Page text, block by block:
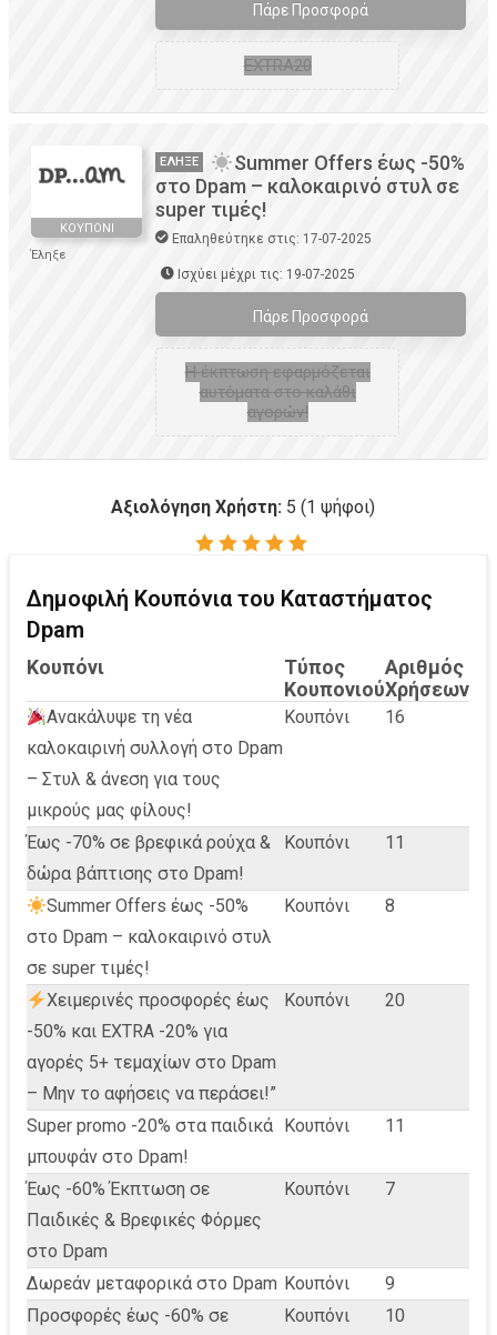
Πάρε Προσφορά
EXTRA20
ΚΟΥΠΌΝΙ
Έληξε
ΈΛΗΞΕ
Summer Offers έως -50%
στο Dpam – καλοκαιρινό στυλ σε
super τιμές!
Επαληθεύτηκε στις: 17-07-2025
Ισχύει μέχρι τις: 19-07-2025
Πάρε Προσφορά
H έκπτωση εφαρμόζεται
αυτόματα στο καλάθι
αγορών!
Αξιολόγηση Χρήστη: 5 (1 ψήφοι)
Δημοφιλή Κουπόνια του Καταστήματος
Dpam
Κουπόνι
Τύπος
Κουπονιού
Αριθμός
Χρήσεων
Ανακάλυψε τη νέα
καλοκαιρινή συλλογή στο Dpam
– Στυλ & άνεση για τους
μικρούς μας φίλους!
Κουπόνι 16
Έως -70% σε βρεφικά ρούχα &
δώρα βάπτισης στο Dpam!
Κουπόνι 11
Summer Offers έως -50%
στο Dpam – καλοκαιρινό στυλ
σε super τιμές!
Κουπόνι 8
Χειμερινές προσφορές έως
-50% και EXTRA -20% για
αγορές 5+ τεμαχίων στο Dpam
– Μην το αφήσεις να περάσει!”
Κουπόνι 20
Super promo -20% στα παιδικά
μπουφάν στο Dpam!
Κουπόνι 11
Έως -60% Έκπτωση σε
Παιδικές & Βρεφικές Φόρμες
στο Dpam
Κουπόνι 7
Δωρεάν μεταφορικά στο Dpam Κουπόνι
9
Προσφορές έως -60% σε
Κουπόνι 10